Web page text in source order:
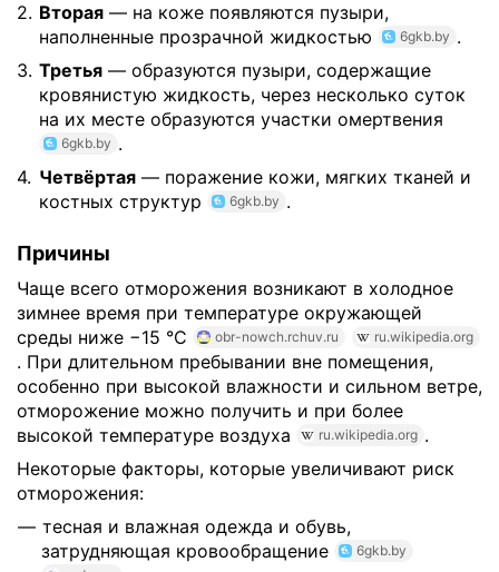
Вторая — на коже появляются пузыри,
наполненные прозрачной жидкостью
6gkb.by .
Третья — образуются пузыри, содержащие
кровянистую жидкость, через несколько суток
на их месте образуются участки омертвения
6gkb.by .
Четвёртая — поражение кожи, мягких тканей и
костных структур
6gkb.by .
Причины
Чаще всего отморожения возникают в холодное
зимнее время при температуре окружающей
среды ниже −15 °C
obr-nowch.rchuv.ru ru.wikipedia.org
. При длительном пребывании вне помещения,
особенно при высокой влажности и сильном ветре,
отморожение можно получить и при более
высокой температуре воздуха
ru.wikipedia.org .
Некоторые факторы, которые увеличивают риск
отморожения:
тесная и влажная одежда и обувь,
затрудняющая кровообращение
6gkb.by